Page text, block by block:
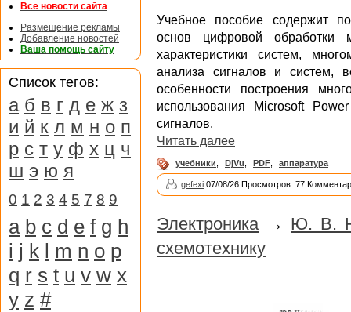
Учебное пособие содержит
основ цифровой обработки
характеристики систем,
анализа сигналов и систем,
особенности построения
использования Microsoft
сигналов.
Читать далее
учебники DjVu PDF аппаратура
gefexi 07/08/26 Просмотров: 77
Электроника → Ю. В.
схемотехнику
Все новости сайта
Размещение рекламы
Добавление новостей
Ваша помощь сайту
Список тегов:
а б в г д е ж з
и й к л м н о п
р с т у ф х ц ч
ш э ю я
0 1 2 3 4 5 7 8 9
a b c d e f g h
i j k l m n o p
q r s t u v w x
y z #